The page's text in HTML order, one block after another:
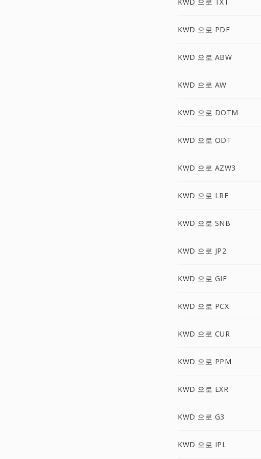
KWD 으로 PDF
KWD 으로 ABW
KWD 으로 AW
KWD 으로 DOTM
KWD 으로 ODT
KWD 으로 AZW3
KWD 으로 LRF
KWD 으로 SNB
KWD 으로 JP2
KWD 으로 GIF
KWD 으로 PCX
KWD 으로 CUR
KWD 으로 PPM
KWD 으로 EXR
KWD 으로 G3
KWD 으로 IPL